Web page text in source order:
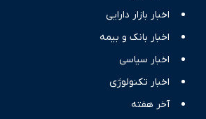
اخبار بازار دارایی
اخبار بانک و بیمه
اخبار سیاسی
اخبار تکنولوژی
آخر هفته